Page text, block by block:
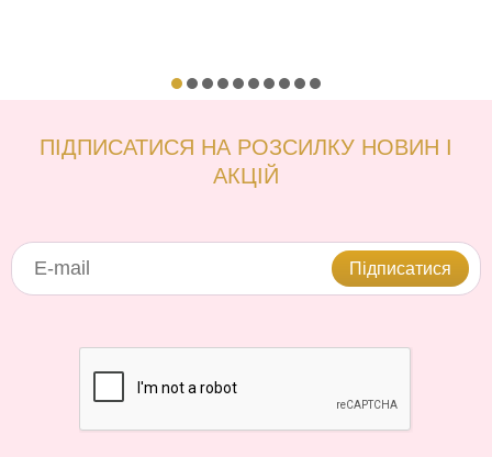
ПІДПИСАТИСЯ НА РОЗСИЛКУ НОВИН І
АКЦІЙ
Підписатися